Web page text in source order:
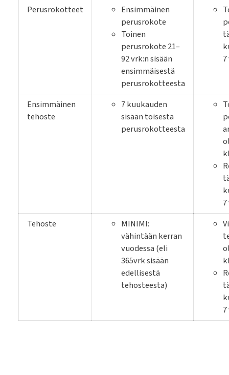
Perusrokotteet
Ensimmäinen
perusrokote
Toinen
perusrokote 21–
92 vrk:n sisään
ensimmäisestä
perusrokotteesta
Ensimmäinen
tehoste
7 kuukauden
sisään toisesta
perusrokotteesta
Tehoste
MINIMI:
vähintään kerran
vuodessa (eli
365vrk sisään
edellisestä
tehosteesta)